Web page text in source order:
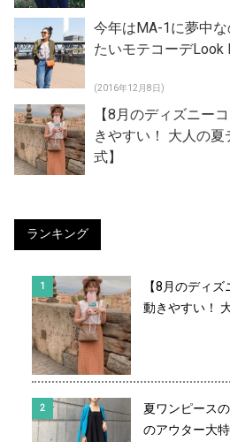
今年はMA-1に夢中
たいモテコーデLook
(2016年12月8日)
【8月のディズニー
きやすい！ 大人の
式】
ランキング
【8月のディ
動きやすい！
夏ワンピース
のアウター大特